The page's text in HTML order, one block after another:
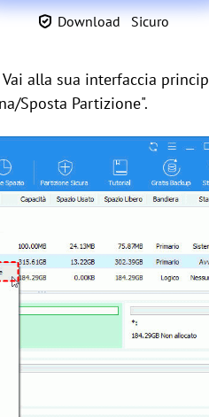
Download Sicuro
Vai alla sua interfaccia
Sposta Partizione".